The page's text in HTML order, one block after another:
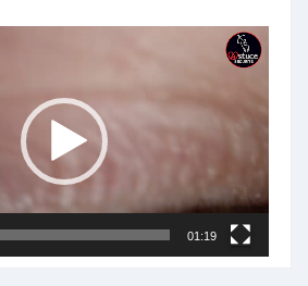
01:19